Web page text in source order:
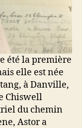
été la première
elle est née
à Danville,
Chiswell
du chemin
Astor a